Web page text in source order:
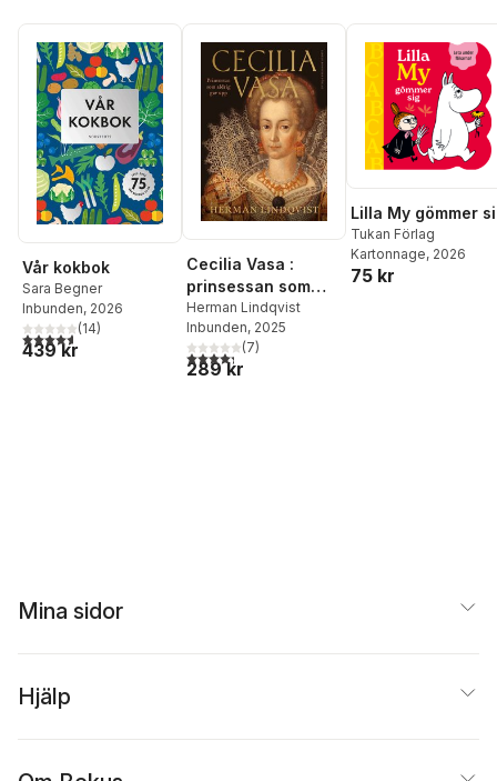
Vår kokbok
Sara Begner
Inbunden, 2026
4,6utav 5 stjärnor. Totalt antal röster:
(14)
439 kr
Cecilia Vasa :
prinsessan som
aldrig gav upp
Herman Lindqvist
Inbunden, 2025
4,3utav 5 stjärnor. Totalt antal röster:
(7)
289 kr
Lilla My gömmer
Tukan Förlag
Kartonnage, 2026
75 kr
Mina sidor
Hjälp